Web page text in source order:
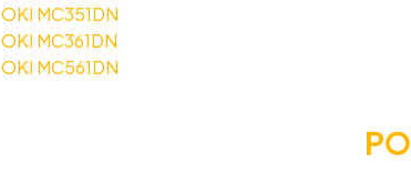
OKI MC351DN
OKI MC361DN
OKI MC561DN